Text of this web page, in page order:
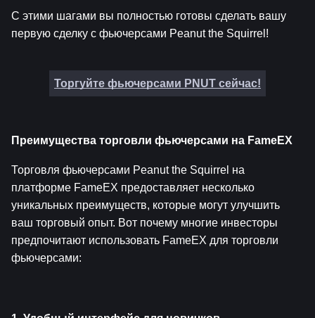
С этими шагами вы полностью готовы сделать вашу
первую сделку с фьючерсами Peanut the Squirrel!
Торгуйте фьючерсами PNUT сейчас!
Преимущества торговли фьючерсами на FameEX
Торговля фьючерсами Peanut the Squirrel на
платформе FameEX предоставляет несколько
уникальных преимуществ, которые могут улучшить
ваш торговый опыт. Вот почему многие инвесторы
предпочитают использовать FameEX для торговли
фьючерсами: